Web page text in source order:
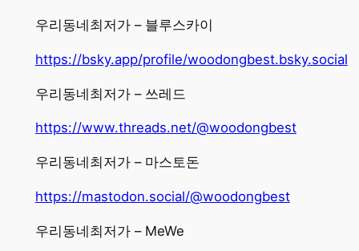
우리동네최저가 – 블루스카이
https://bsky.app/profile/woodongbest.bsky.social
우리동네최저가 – 쓰레드
https://www.threads.net/@woodongbest
우리동네최저가 – 마스토돈
https://mastodon.social/@woodongbest
우리동네최저가 – MeWe